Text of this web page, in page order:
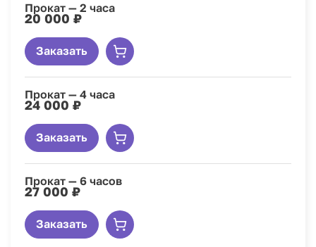
Прокат — 2 часа
20 000 ₽
Заказать
Прокат — 4 часа
24 000 ₽
Заказать
Прокат — 6 часов
27 000 ₽
Заказать